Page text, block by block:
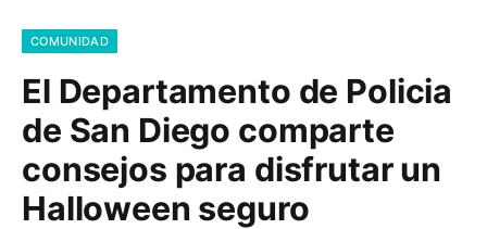
COMUNIDAD
El Departamento de Policia
de San Diego comparte
consejos para disfrutar un
Halloween seguro